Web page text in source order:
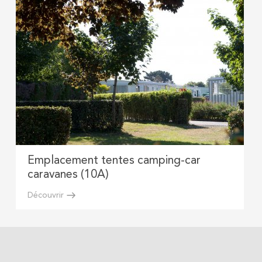
Emplacement tentes camping-car
caravanes (10A)
Découvrir